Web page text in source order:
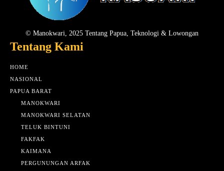
© Manokwari, 2025 Tentang Papua, Teknologi & Lowongan
Tentang Kami
HOME
NASIONAL
PAPUA BARAT
MANOKWARI
MANOKWARI SELATAN
TELUK BINTUNI
FAKFAK
KAIMANA
PERGUNUNGAN ARFAK